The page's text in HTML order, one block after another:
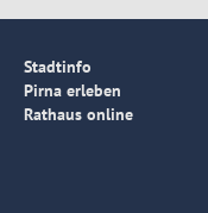
Stadtinfo
Pirna erleben
Rathaus online